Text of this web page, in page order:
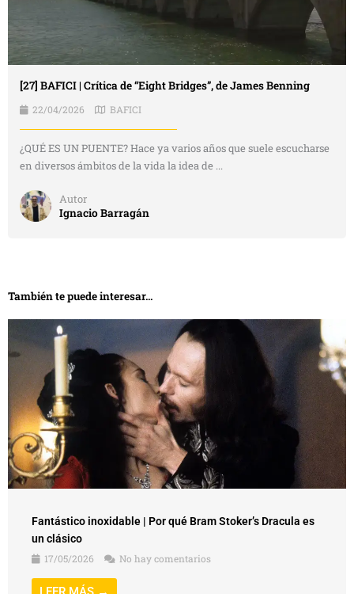
[27] BAFICI | Crítica de “Eight Bridges”, de James Benning
22/04/2026 BAFICI
¿QUÉ ES UN PUENTE? Hace ya varios años que suele escucharse
en diversos ámbitos de la vida la idea de ...
Autor
Ignacio Barragán
También te puede interesar...
Fantástico inoxidable | Por qué Bram Stoker’s Dracula es
un clásico
17/05/2026
No hay comentarios